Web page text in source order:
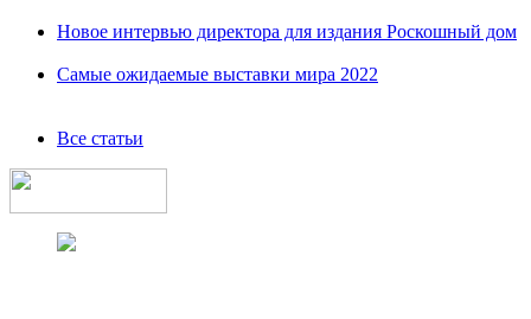
Новое интервью директора для издания Роскошный дом
Самые ожидаемые выставки мира 2022
Все статьи